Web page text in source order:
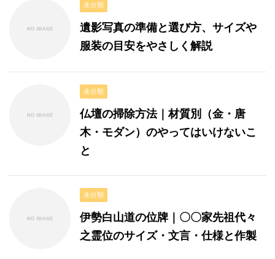
未分類
遺影写真の準備と選び方、サイズや
服装の目安をやさしく解説
未分類
仏壇の掃除方法｜材質別（金・唐
木・モダン）のやってはいけないこ
と
未分類
伊勢白山道の位牌｜〇〇家先祖代々
之霊位のサイズ・文言・仕様と作製